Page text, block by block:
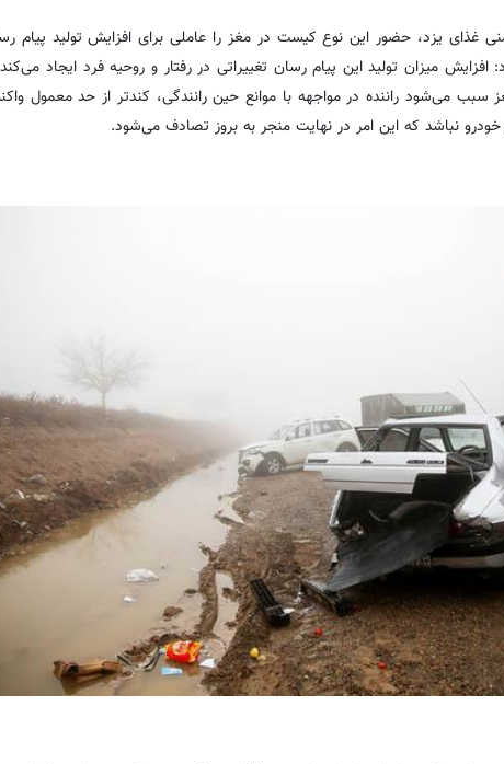
غذای یزد، حضور این نوع کیست در مغز را عاملی برای افزایش تولید پیام
میزان تولید این پیام رسان تغییراتی در رفتار و روحیه فرد ایجاد
می‌شود راننده در مواجهه با موانع حین رانندگی، کندتر از حد معمول
نباشد که این امر در نهایت منجر به بروز تصادف می‌شود.